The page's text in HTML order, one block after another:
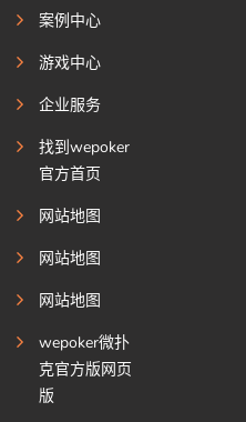
案例中心
游戏中心
企业服务
找到wepoker
官方首页
网站地图
网站地图
网站地图
wepoker微扑
克官方版网页
版